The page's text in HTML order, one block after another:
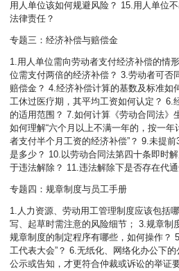
用人单位该如何规避风险？ 15.用人单位
法律责任？
专题三：经济补偿与赔偿金
1.用人单位需向劳动者支付经济补偿的情
位需支付两倍的经济补偿？ 3.劳动者可否
赔偿金？ 4.经济补偿计算的基数及标准如
工休过医疗期，其平均工资如何认定？ 6.
的适用范围？ 7.如何计算《劳动合同法》
如何理解“六个月以上不满一年的，按一
者支付半个月工资的经济补偿”？ 9.未提
是多少？ 10.以劳动合同法第四十条即时
于违法解除？ 11.违法解除下是否存在代通
专题四：规章制度与员工手册
1.人力资源、劳动用工管理制度应该包括
写、起草时需注意的风险细节； 3.规章制
规章制度的制定程序有哪些，如何操作？
工代表大会”？ 6.无纸化、网络化办公下
公示或告知，才更符合仲裁或诉讼的举证